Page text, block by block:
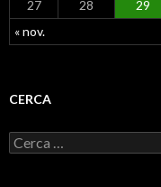
« nov.
27
28 29
CERCA
C
e